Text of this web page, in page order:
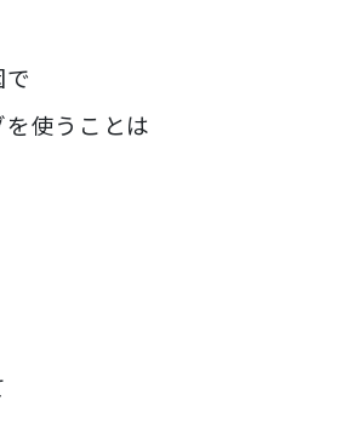
使うことは